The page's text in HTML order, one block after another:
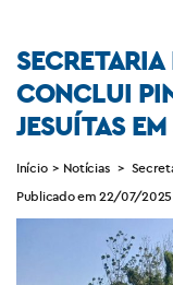
CONCLUI
JESUÍTAS
Início > Notícias >
Publicado em 22/07/2025